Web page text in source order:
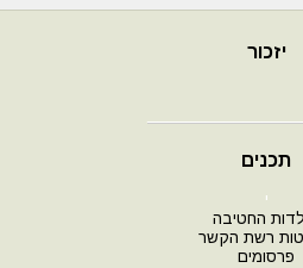
יזכור
תכנים
י
החטיבה
רשת הקשר
פרסומים